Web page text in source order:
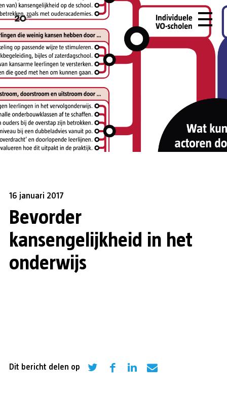
16 januari 2017
Bevorder
kansengelijkheid in het
onderwijs
Dit bericht delen op